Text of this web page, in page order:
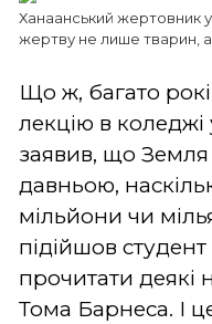
Ханаанський жертовник
жертву не лише тварин,
Що ж, багато
лекцію в
заявив, що
давньою,
мільйони чи
підійшов
прочитати деякі
Тома Барнеса. І